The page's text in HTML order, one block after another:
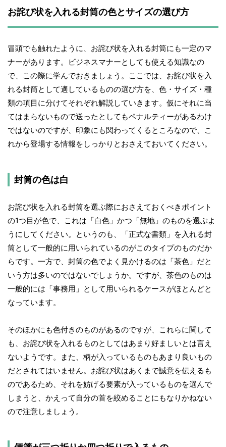
お詫び状を入れる封筒の色とサイズの選び方
冒頭でも触れたように、お詫び状を入れる封筒にも一定のマ
ナーがあります。ビジネスマナーとしても使える知識なの
で、この際に学んでおきましょう。ここでは、お詫び状を入
れる封筒として適しているものの選び方を、色・サイズ・種
類の項目に分けてそれぞれ解説していきます。仮にそれに当
てはまらないもので送ったとしてもペナルティーがあるわけ
ではないのですが、印象にも関わってくるところなので、こ
れから登場する情報をしっかりとおさえておいてください。
封筒の色は白
お詫び状を入れる封筒を選ぶ際におさえておくべきポイント
の1つ目が色で、これは「白色」かつ「無地」のものを選ぶよ
うにしてください。というのも、「正式な書類」を入れる封
筒として一般的に用いられているのがこのタイプのものだか
らです。一方で、封筒の色でよく見かけるのは「茶色」だと
いう方は多いのではないでしょうか。ですが、茶色のものは
一般的には「事務用」として用いられるケースがほとんどと
なっています。
そのほかにも色付きのものがあるのですが、これらに関して
も、お詫び状を入れるものとしてはあまり好ましいとは言え
ないようです。また、柄が入っているものもあまり良いもの
だとされてはいません。お詫び状はあくまで誠意を伝えるも
のであるため、それを妨げる要素が入っているものを選んで
しまうと、かえって自分の首を絞めることにもなりかねない
ので注意しましょう。